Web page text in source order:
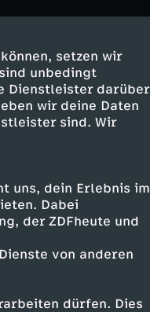
setzen wir
unbedingt
Dienstleister darüber
wir deine Daten
sind. Wir
uns, dein Erlebnis im
Dabei
der ZDFheute und
von anderen
dürfen. Dies
Mexico in die
nicht
offizielle
Ende der
Real",